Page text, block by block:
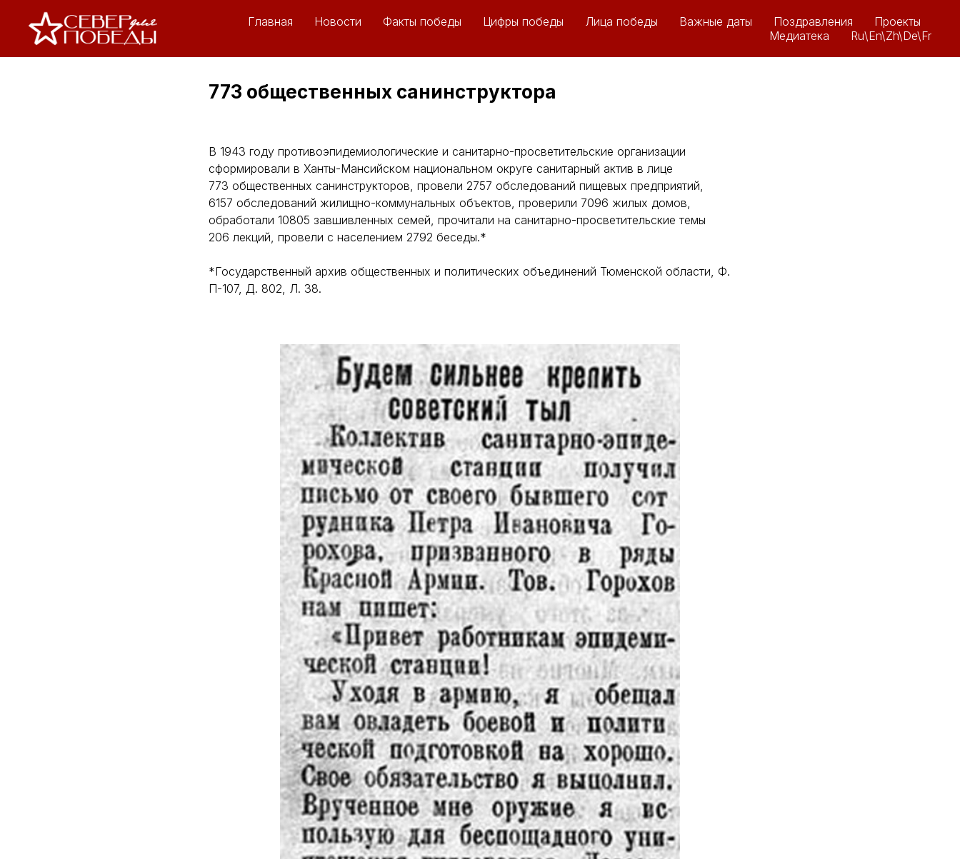
Главная Новости Факты победы Цифры победы Лица победы Важные даты Поздравления
Проекты
Медиатека
Ru\En\Zh\De\Fr
773 общественных санинструктора
В 1943 году противоэпидемиологические и санитарно-просветительские организации
сформировали в Ханты-Мансийском национальном округе санитарный актив в лице
773 общественных санинструкторов, провели 2757 обследований пищевых предприятий,
6157 обследований жилищно-коммунальных объектов, проверили 7096 жилых домов,
обработали 10805 завшивленных семей, прочитали на санитарно-просветительские темы
206 лекций, провели с населением 2792 беседы.*
*Государственный архив общественных и политических объединений Тюменской области, Ф.
П-107, Д. 802, Л. 38.